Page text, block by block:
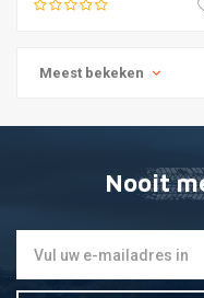
Meest bekeken
Nooit